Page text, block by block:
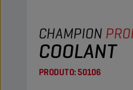
CHAMPION
COOLANT
PRODUTO:50106